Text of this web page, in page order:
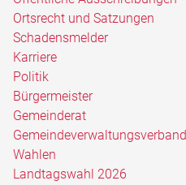
Ortsrecht und Satzungen
Schadensmelder
Karriere
Politik
Bürgermeister
Gemeinderat
Gemeindeverwaltungsverband
Wahlen
Landtagswahl 2026